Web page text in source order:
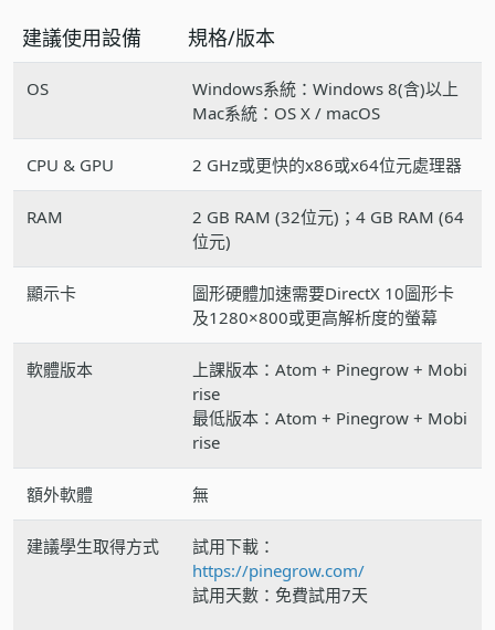
建議使用設備 規格/版本
OS
Windows系統：Windows 8(含)以上
Mac系統：OS X / macOS
CPU & GPU 2 GHz或更快的x86或x64位元處理器
RAM
2 GB RAM (32位元)；4 GB RAM (64
位元)
顯示卡
圖形硬體加速需要DirectX 10圖形卡
及1280×800或更高解析度的螢幕
軟體版本
上課版本：Atom + Pinegrow + Mobi
rise
最低版本：Atom + Pinegrow + Mobi
rise
額外軟體 無
建議學生取得方式
試用下載：
https://pinegrow.com/
試用天數：免費試用7天